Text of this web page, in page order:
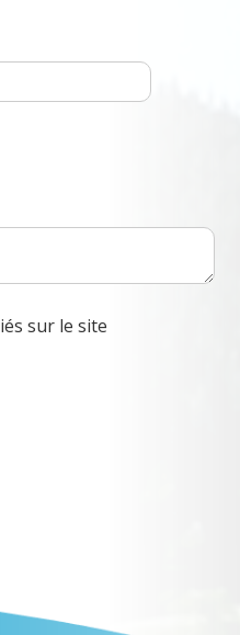
sur le site